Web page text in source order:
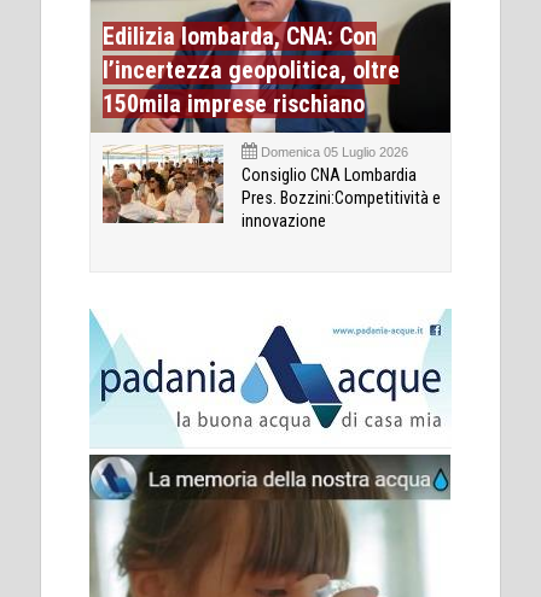
Edilizia lombarda, CNA: Con
l’incertezza geopolitica, oltre
150mila imprese rischiano
Domenica 05 Luglio 2026
Consiglio CNA Lombardia
Pres. Bozzini:Competitività e
innovazione